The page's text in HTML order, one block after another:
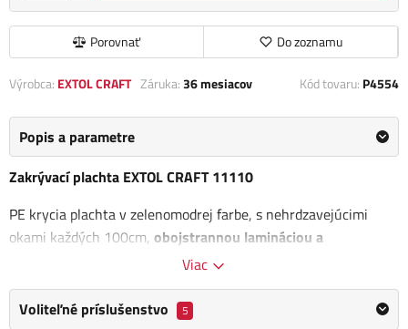
Porovnať Do zoznamu
Výrobca: EXTOL CRAFT Záruka:36 mesiacov Kód tovaru: P4554
Popis a parametre
Zakrývací plachta EXTOL CRAFT 11110
PE krycia plachta v zelenomodrej farbe, s nehrdzavejúcimi
okami každých 100cm, obojstrannou lamináciou a
Je univerzálnympomocníkom pre celoročné použitie.Plachtu
najviac využijete najmä pri zakrytí záhradného nábytku, auta,
Viac
Voliteľné príslušenstvo 5